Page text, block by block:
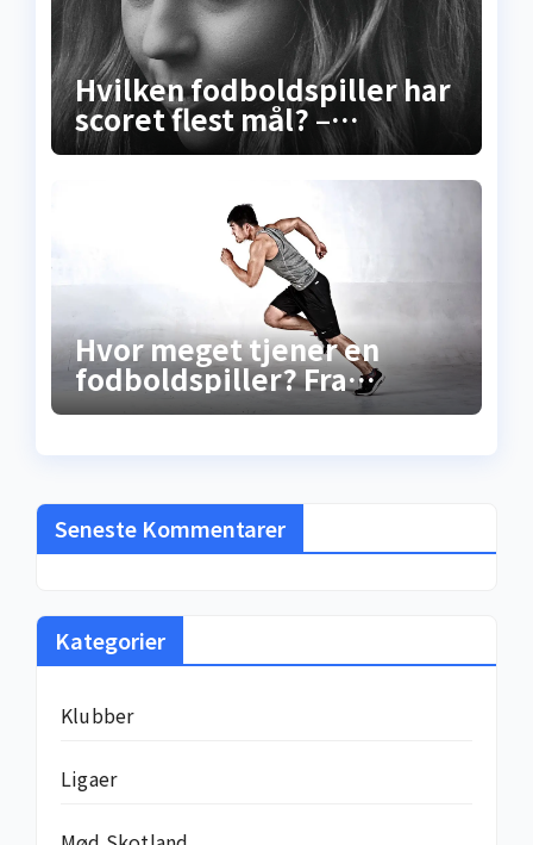
Hvilken fodboldspiller har
scoret flest mål? –
Sandheden bag
Hvor meget tjener en
fodboldspiller? Fra
gadebold til
løncheckene
Seneste Kommentarer
Kategorier
Klubber
Ligaer